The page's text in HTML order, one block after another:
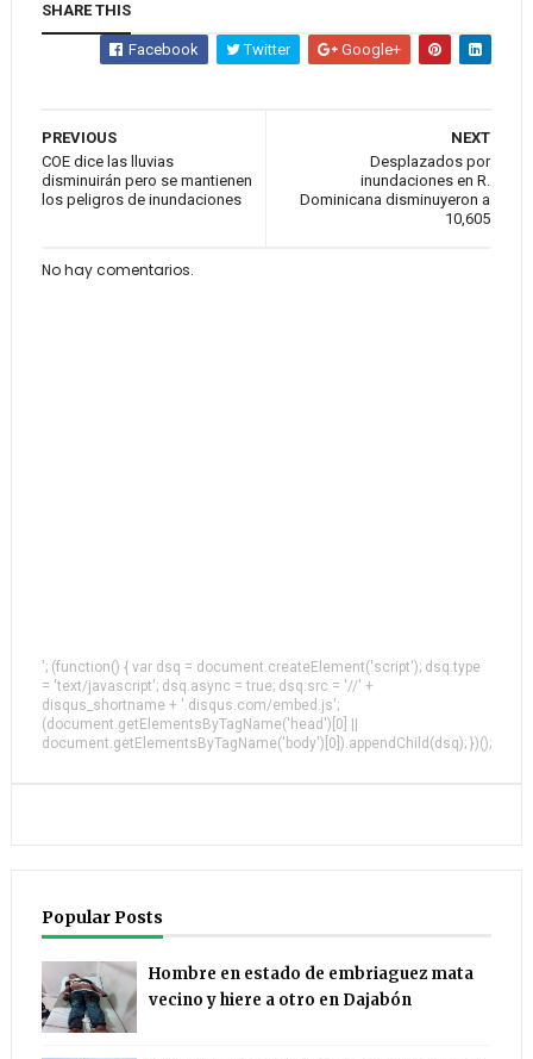
SHARE THIS
Facebook Twitter Google+
NEXT
Desplazados por
inundaciones en R.
Dominicana disminuyeron a
10,605
PREVIOUS
COE dice las lluvias
disminuirán pero se mantienen
los peligros de inundaciones
No hay comentarios.
'; (function() { var dsq = document.createElement('script'); dsq.type
= 'text/javascript'; dsq.async = true; dsq.src = '//' +
disqus_shortname + '.disqus.com/embed.js';
(document.getElementsByTagName('head')[0] ||
document.getElementsByTagName('body')[0]).appendChild(dsq); })();
Popular Posts
Hombre en estado de embriaguez mata
vecino y hiere a otro en Dajabón